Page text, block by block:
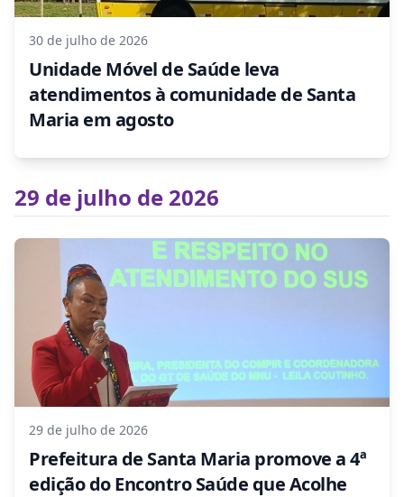
30 de julho de 2026
Unidade Móvel de Saúde leva
atendimentos à comunidade de Santa
Maria em agosto
29 de julho de 2026
29 de julho de 2026
Prefeitura de Santa Maria promove a 4ª
edição do Encontro Saúde que Acolhe